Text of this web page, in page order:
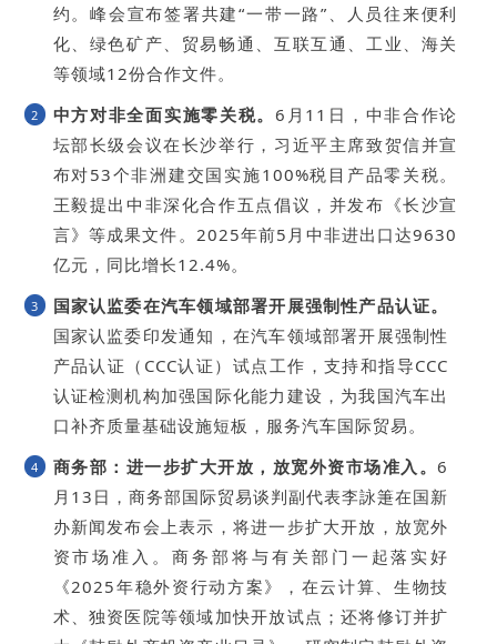
约。峰会宣布签署共建“一带一路”、人员往来便利
化、绿色矿产、贸易畅通、互联互通、工业、海关
等领域12份合作文件。
2 中方对非全面实施零关税。6月11日，中非合作论
坛部长级会议在长沙举行，习近平主席致贺信并宣
布对53个非洲建交国实施100%税目产品零关税。
王毅提出中非深化合作五点倡议，并发布《长沙宣
言》等成果文件。2025年前5月中非进出口达9630
亿元，同比增长12.4%。
3
国家认监委在汽车领域部署开展强制性产品认证。
国家认监委印发通知，在汽车领域部署开展强制性
产品认证（CCC认证）试点工作，支持和指导CCC
认证检测机构加强国际化能力建设，为我国汽车出
口补齐质量基础设施短板，服务汽车国际贸易。
4 商务部：进一步扩大开放，放宽外资市场准入。6
月13日，商务部国际贸易谈判副代表李詠箑在国新
办新闻发布会上表示，将进一步扩大开放，放宽外
资市场准入。商务部将与有关部门一起落实好
《2025年稳外资行动方案》，在云计算、生物技
术、独资医院等领域加快开放试点；还将修订并扩